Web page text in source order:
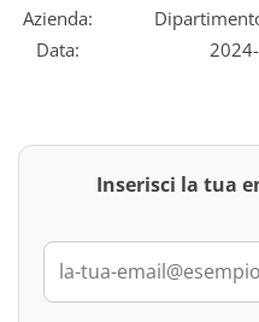
Azienda:
Data:
Inserisci la tua